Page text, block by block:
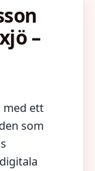
–
med ett
som